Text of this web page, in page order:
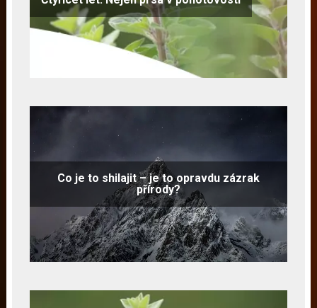
Co je to shilajit – je to opravdu zázrak
přírody?